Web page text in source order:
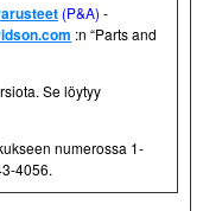
(P&A) -
:n “Parts and
Se löytyy
numerossa 1-
4056.